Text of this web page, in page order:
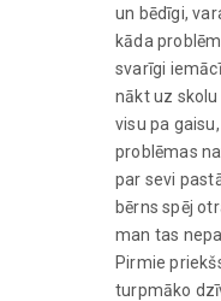
un bēdīgi,
kāda
svarīgi
nākt uz
visu pa
problēmas
par sevi
bērns spēj
man tas
Pirmie
turpmāko